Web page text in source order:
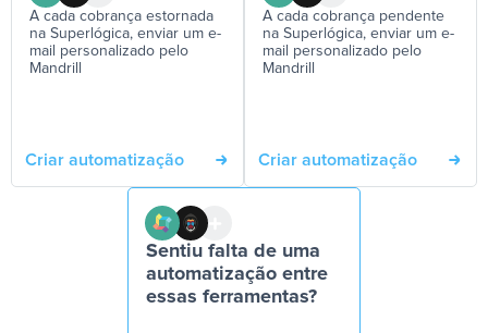
A cada cobrança estornada
na Superlógica, enviar um e-
mail personalizado pelo
Mandrill
Criar automatização
A cada cobrança pendente
na Superlógica, enviar um e-
mail personalizado pelo
Mandrill
Criar automatização
Sentiu falta de uma
automatização entre
essas ferramentas?